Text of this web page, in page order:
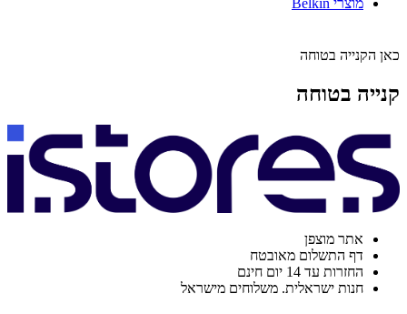
מוצרי Belkin
כאן הקנייה בטוחה
קנייה בטוחה
אתר מוצפן
דף התשלום מאובטח
החזרות עד 14 יום חינם
חנות ישראלית. משלוחים מישראל